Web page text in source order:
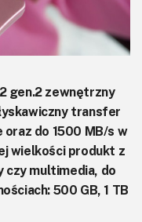
gen.2 zewnętrzny
transfer
oraz do 1500 MB/s w
wielkości produkt z
czy multimedia, do
500 GB, 1 TB